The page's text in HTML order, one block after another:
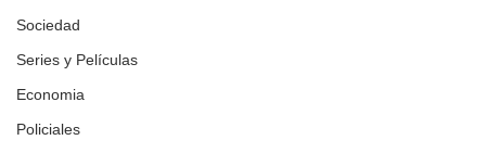
Sociedad
Series y Películas
Economia
Policiales